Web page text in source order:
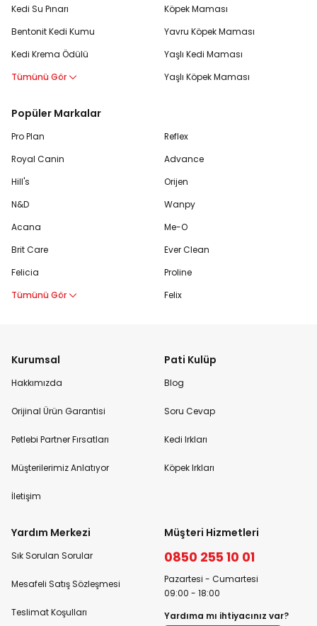
Kedi Su Pınarı
Bentonit Kedi Kumu
Kedi Krema Ödülü
Tümünü Gör
Köpek Maması
Yavru Köpek Maması
Yaşlı Kedi Maması
Yaşlı Köpek Maması
Popüler Markalar
Pro Plan
Royal Canin
Hill's
N&D
Acana
Brit Care
Felicia
Tümünü Gör
Reflex
Advance
Orijen
Wanpy
Me-O
Ever Clean
Proline
Felix
Kurumsal
Hakkımızda
Orijinal Ürün Garantisi
Petlebi Partner Fırsatları
Müşterilerimiz Anlatıyor
İletişim
Pati Kulüp
Blog
Soru Cevap
Kedi Irkları
Köpek Irkları
Yardım Merkezi
Sık Sorulan Sorular
Mesafeli Satış Sözleşmesi
Teslimat Koşulları
Müşteri Hizmetleri
0850 255 10 01
Pazartesi - Cumartesi
09:00 - 18:00
Yardıma mı ihtiyacınız var?